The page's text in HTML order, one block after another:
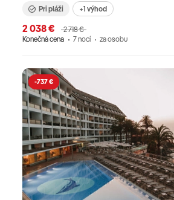
Pri pláži
+1 výhod
2 038 €
2 718 €
Konečná cena
7 nocí za osobu
-737 €